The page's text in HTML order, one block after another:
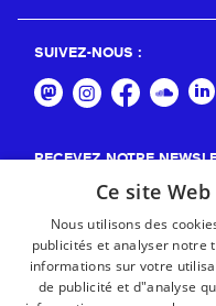
SUIVEZ-NOUS :
RECEVEZ NOTRE
Ce site
Nous utilisons des
publicités et analyser notre
informations sur votre
de publicité et d"analyse